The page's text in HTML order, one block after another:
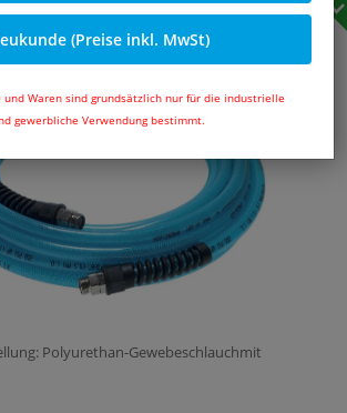
(Preise inkl. MwSt)
und Waren sind grundsätzlich nur für die industrielle
gewerbliche Verwendung bestimmt.
Polyurethan-Gewebeschlauchmit